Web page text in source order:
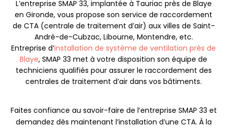
L’entreprise SMAP 33, implantée à Tauriac près de Blaye
en Gironde, vous propose son service de raccordement
de CTA (centrale de traitement d’air) aux villes de Saint-
André-de-Cubzac, Libourne, Montendre, etc.
Entreprise d’installation de système de ventilation près de
Blaye, SMAP 33 met à votre disposition son équipe de
techniciens qualifiés pour assurer le raccordement des
centrales de traitement d’air dans vos bâtiments.
Faites confiance au savoir-faire de l’entreprise SMAP 33 et
demandez dès maintenant l’installation d’une CTA. À la